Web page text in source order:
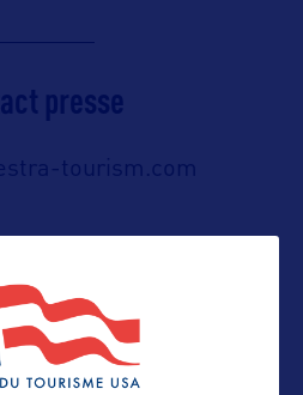
presse
tourism.com
tourism.com